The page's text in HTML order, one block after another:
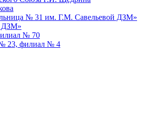
№ 31 им. Г.М. Савельевой ДЗМ»
ДЗМ»
№ 70
№ 23, филиал № 4